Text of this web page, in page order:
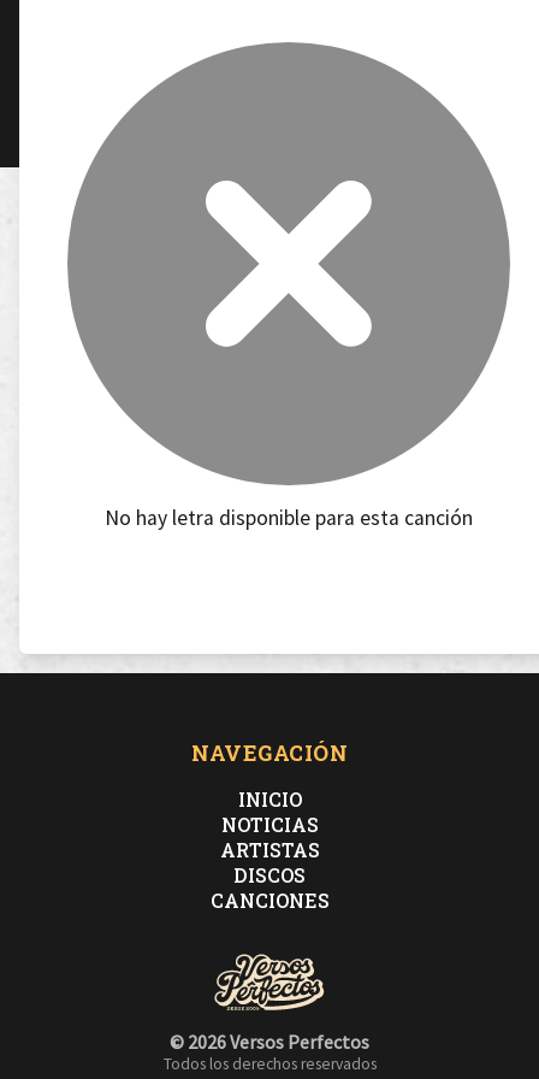
No hay letra disponible para esta canción
NAVEGACIÓN
INICIO
NOTICIAS
ARTISTAS
DISCOS
CANCIONES
© 2026 Versos Perfectos
Todos los derechos reservados